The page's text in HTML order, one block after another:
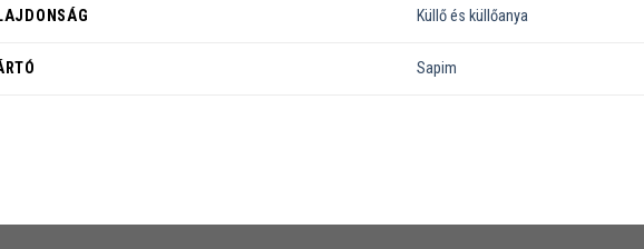
Küllő és küllőanya
Sapim